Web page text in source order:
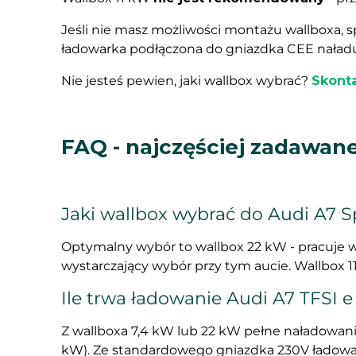
Jeśli nie masz możliwości montażu wallboxa,
ładowarka podłączona do gniazdka CEE
Nie jesteś pewien, jaki wallbox wybrać?
FAQ - najczęściej
Jaki wallbox wybrać do Audi A7
Optymalny wybór to wallbox 22 kW - pracuje
wystarczający wybór przy tym aucie. Wallbox
Ile trwa ładowanie Audi A7 TFSI
Z wallboxa 7,4 kW lub 22 kW pełne
kW). Ze standardowego gniazdka 230V